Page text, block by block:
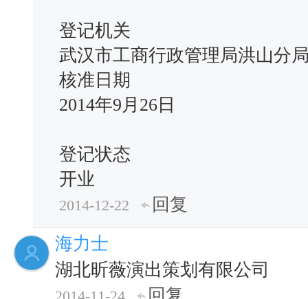
登记机关
武汉市工商行政管理局洪山分
核准日期
2014年9月26日
登记状态
开业
2014-12-22
回复
海力士
湖北昕薇演出策划有限公司